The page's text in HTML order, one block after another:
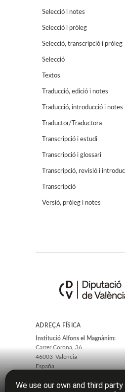
Selecció i notes
Selecció i pròleg
Selecció, transcripció i pròleg
Selecció
Textos
Traducció, edició i notes
Traducció, introducció i notes
Traductor/Traductora
Transcripció i estudi
Transcripció i glossari
Transcripció, revisió i
Transcripció
Versió, pròleg i notes
ADREÇA FÍSICA
Institució Alfons el Magnànim:
Carrer Corona, 36
46003 València
España
We use our own and third